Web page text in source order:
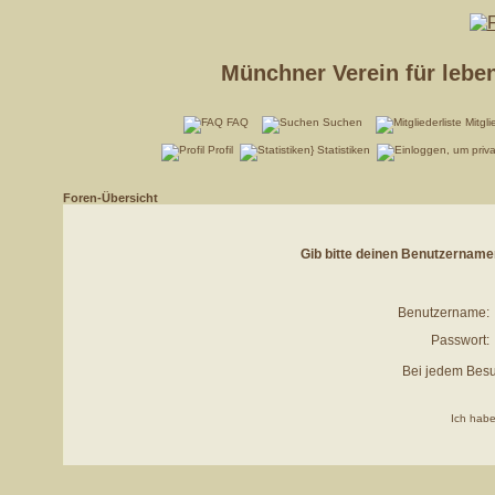
Münchner Verein für
FAQ Suchen
Profil Statistiken
Foren-Übersicht
Gib bitte deinen
Benutzername:
Passwort:
Bei jedem
Ich